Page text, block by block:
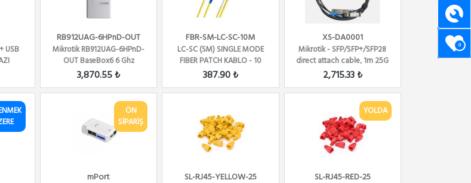
0
USB
RB912UAG-6HPnD-OUT
Mikrotik RB912UAG-6HPnD-
OUT BaseBox6 6 Ghz
802.11a/n 2x2 Mimo PT...
3,870.55 ₺
FBR-SM-LC-SC-10M
LC-SC (SM) SINGLE MODE
FIBER PATCH KABLO - 10
METRE
387.90 ₺
XS-DA0001
Mikrotik - SFP/SFP+/SFP28
direct attach cable, 1m 25G
( Direct At...
2,715.33 ₺
ÖN
SİPARİŞ
mPort SL-RJ45-YELLOW-25
YOLDA
SL-RJ45-RED-25